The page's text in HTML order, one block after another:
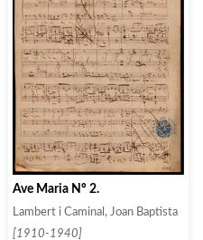
Ave Maria Nº 2.
Lambert i Caminal, Joan Baptista
[1910-1940]